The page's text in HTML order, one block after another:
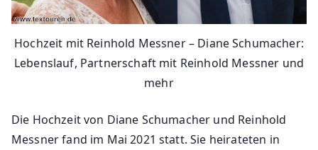
Hochzeit mit Reinhold Messner – Diane Schumacher:
Lebenslauf, Partnerschaft mit Reinhold Messner und
mehr
Die Hochzeit von Diane Schumacher und Reinhold
Messner fand im Mai 2021 statt. Sie heirateten in